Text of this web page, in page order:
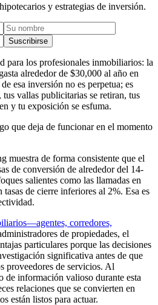
y estrategias de inversión.
Suscribirse
para los profesionales inmobiliarios: la
alrededor de $30,000 al año en
esa inversión no es perpetua; es
tus vallas publicitarias se retiran, tus
y tu exposición se esfuma.
que deja de funcionar en el momento
muestra de forma consistente que el
de conversión de alrededor del 14-
salientes como las llamadas en
de cierre inferiores al 2%. Esa es
corredores,
de propiedades, el
particulares porque las decisiones
significativa antes de que
proveedores de servicios. Al
de información valioso durante esta
relaciones que se convierten en
están listos para actuar.